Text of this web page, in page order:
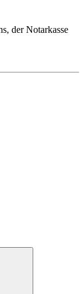
der Notarkasse